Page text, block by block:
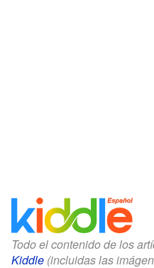
Todo el contenido de los
Kiddle (incluidas las